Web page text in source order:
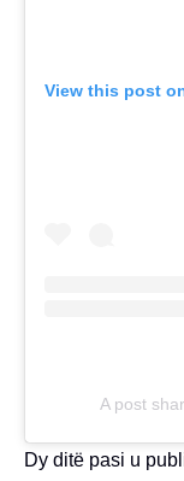
View this post
A post
Dy ditë pasi u